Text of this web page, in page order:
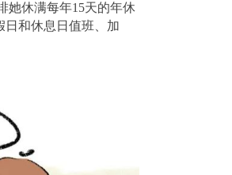
她休满每年15天的年休
日和休息日值班、加